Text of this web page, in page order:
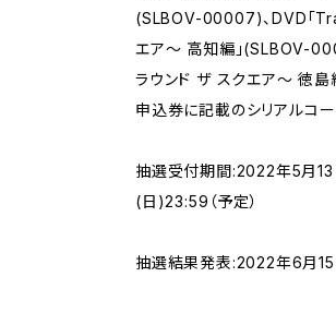
(SLBOV-00007)、DVD「
エア～ 高知編」(SLBOV-
ラウンド ザ スクエア～ 徳
申込券に記載のシリアルコー
抽選受付期間:2022年5月
(日)23:59（予定）
抽選結果発表:2022年6月